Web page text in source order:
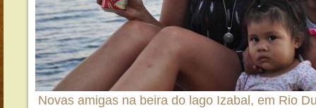
Novas amigas na beira do lago Izabal, em Rio